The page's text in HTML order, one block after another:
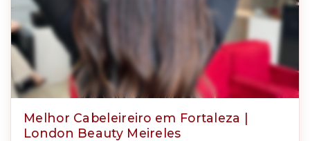
Melhor Cabeleireiro em Fortaleza |
London Beauty Meireles